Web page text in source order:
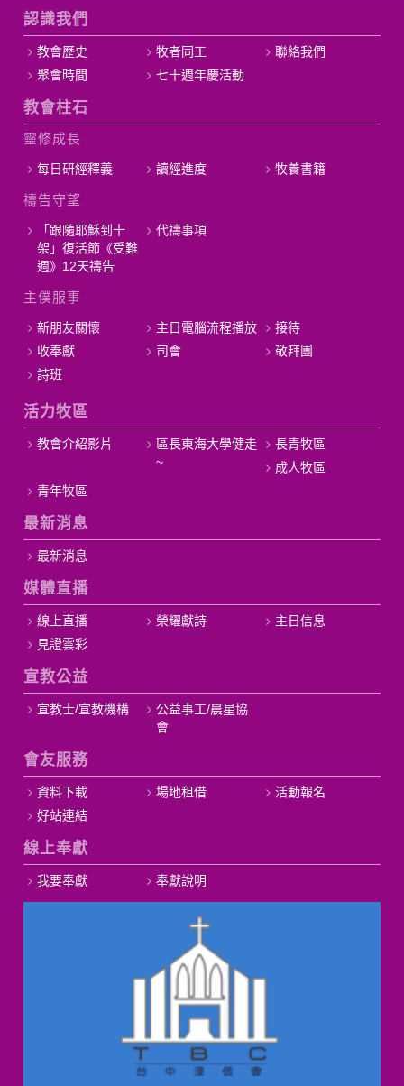
認識我們
教會歷史 牧者同工
聯絡我們
聚會時間
七十週年慶活動
教會柱石
靈修成長
每日研經釋義 讀經進度 牧養書籍
禱告守望
「跟隨耶穌到十
架」復活節《受難
週》12天禱告
代禱事項
主僕服事
新朋友關懷 主日電腦流程播放
接待
收奉獻
司會
敬拜團
詩班
活力牧區
教會介紹影片
區長東海大學健走
~
長青牧區
成人牧區
青年牧區
最新消息
最新消息
媒體直播
線上直播 榮耀獻詩
主日信息
見證雲彩
宣教公益
宣教士/宣教機構
公益事工/晨星協
會
會友服務
資料下載 場地租借
活動報名
好站連結
線上奉獻
我要奉獻 奉獻說明